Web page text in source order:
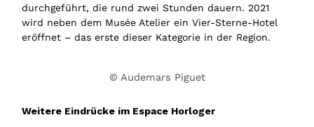
durchgeführt, die rund zwei Stunden dauern. 2021
wird neben dem Musée Atelier ein Vier-Sterne-Hotel
eröffnet – das erste dieser Kategorie in der Region.
© Audemars Piguet
Weitere Eindrücke im Espace Horloger